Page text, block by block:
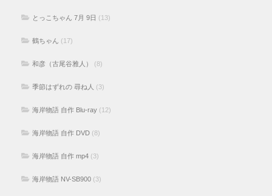
とっこちゃん 7月 9日 (13)
鶴ちゃん (17)
和彦（古尾谷雅人） (8)
季節はずれの 尋ね人 (3)
海岸物語 自作 Blu-ray (12)
海岸物語 自作 DVD (8)
海岸物語 自作 mp4 (3)
海岸物語 NV-SB900 (3)